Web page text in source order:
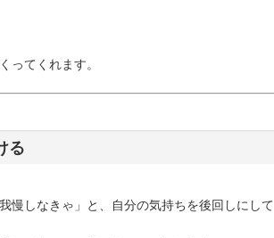
ってくれます。
る
慢しなきゃ」と、自分の気持ちを後回しにして